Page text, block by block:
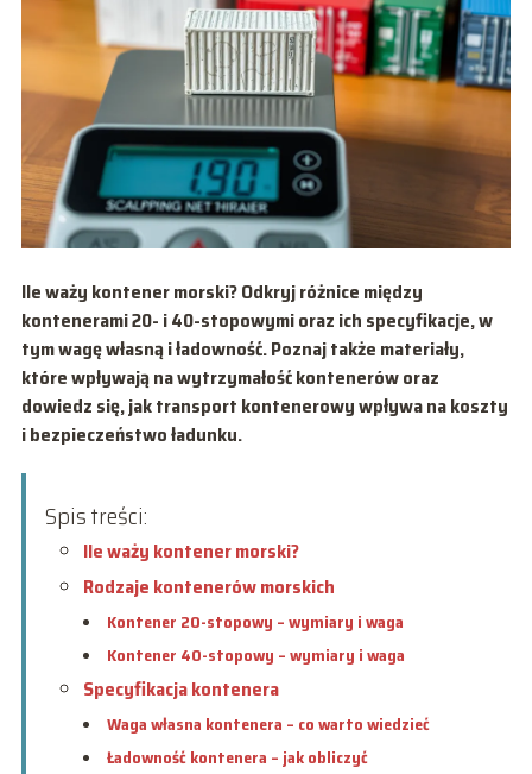
Ile waży kontener morski? Odkryj różnice między
kontenerami 20- i 40-stopowymi oraz ich specyfikacje, w
tym wagę własną i ładowność. Poznaj także materiały,
które wpływają na wytrzymałość kontenerów oraz
dowiedz się, jak transport kontenerowy wpływa na koszty
i bezpieczeństwo ładunku.
Spis treści:
Ile waży kontener morski?
Rodzaje kontenerów morskich
Kontener 20-stopowy – wymiary i waga
Kontener 40-stopowy – wymiary i waga
Specyfikacja kontenera
Waga własna kontenera – co warto wiedzieć
Ładowność kontenera – jak obliczyć